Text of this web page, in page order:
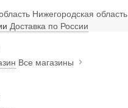
Нижегородская область
Доставка по России
Все магазины